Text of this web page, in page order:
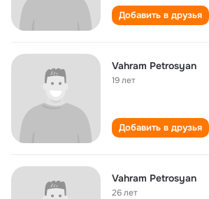
Добавить в друзья
Vahram Petrosyan
19 лет
Добавить в друзья
Vahram Petrosyan
26 лет